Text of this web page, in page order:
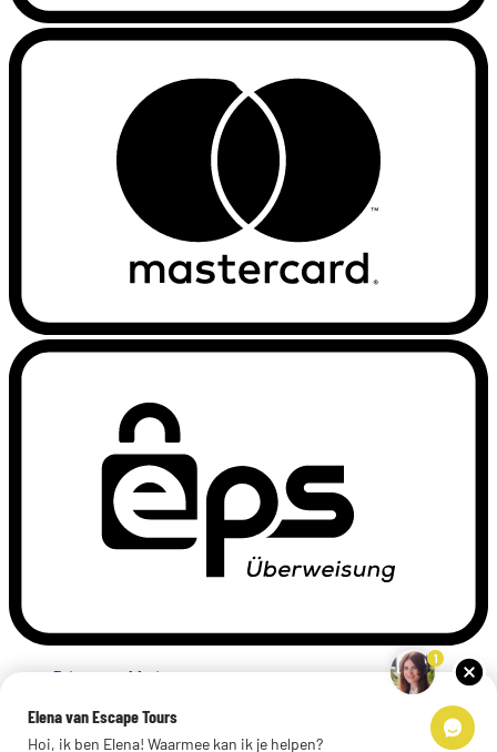
Privacyverklaring
Links
1
Elena van Escape Tours
Hoi, ik ben Elena! Waarmee kan ik je helpen?